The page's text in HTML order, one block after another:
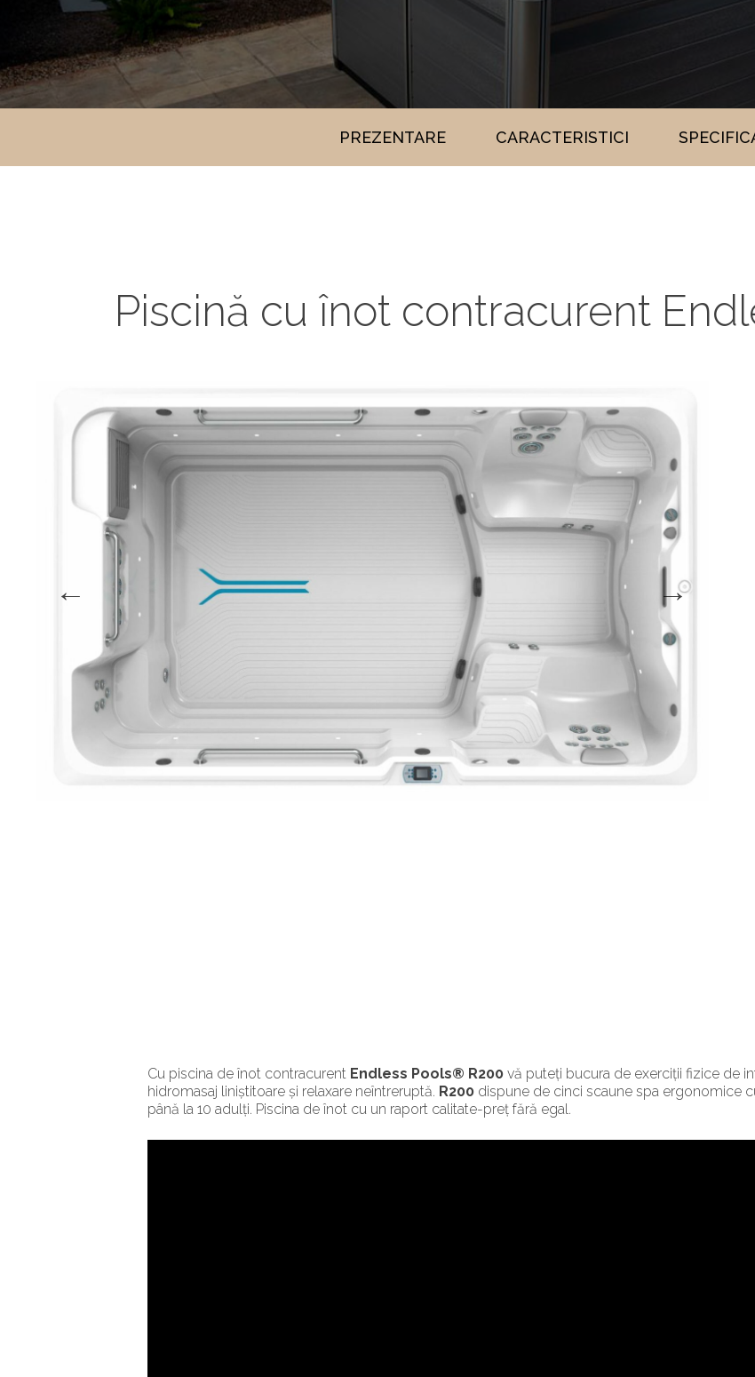
PREZENTARE CARACTERISTICI
Piscină cu înot contracurent
Cu piscina de înot contracurent Endless Pools® R200 vă puteți bucura de exerciții fizice de
hidromasaj liniștitoare și relaxare neîntreruptă. R200 dispune de cinci scaune spa ergonomice
până la 10 adulți. Piscina de înot cu un raport calitate-preț fără egal.